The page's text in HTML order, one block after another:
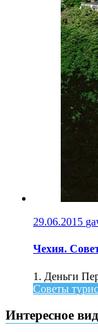
29.06.2015
Чехия.
1. Деньги
Советы
Интересное